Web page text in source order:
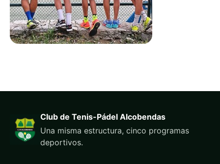
Club de Tenis-Pádel Alcobendas
Una misma estructura, cinco programas
deportivos.